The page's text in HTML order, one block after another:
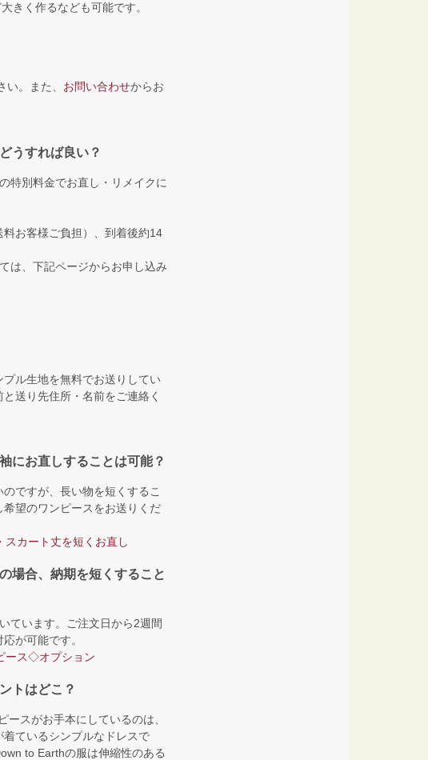
きく作るなども可能です。
い。また、 お問い合わせからお
うすれば良い？
特別料金でお直し・リメイクに
お客様ご負担）、到着後約14
は、下記ページからお申し込み
ル生地を無料でお送りしてい
送り先住所・名前をご連絡く
にお直しすることは可能？
ですが、長い物を短くするこ
望のワンピースをお送りくだ
カート丈を短くお直し
場合、納期を短くすること
ています。ご注文日から2週間
が可能です。
ース◇オプション
トはどこ？
スがお手本にしているのは、
ているシンプルなドレスで
to Earthの服は伸縮性のある